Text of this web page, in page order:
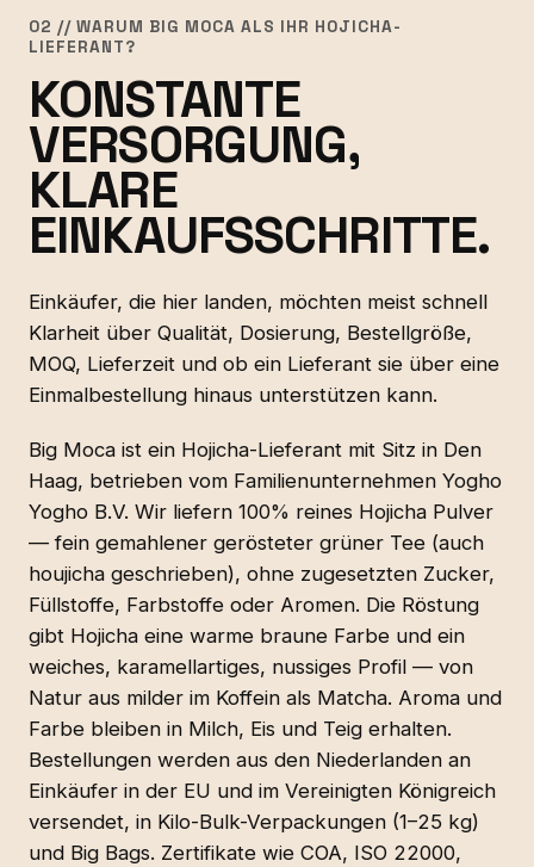
02 // WARUM BIG MOCA ALS IHR HOJICHA-
LIEFERANT?
KONSTANTE
VERSORGUNG,
KLARE
EINKAUFSSCHRITTE.
Einkäufer, die hier landen, möchten meist schnell
Klarheit über Qualität, Dosierung, Bestellgröße,
MOQ, Lieferzeit und ob ein Lieferant sie über eine
Einmalbestellung hinaus unterstützen kann.
Big Moca ist ein Hojicha-Lieferant mit Sitz in Den
Haag, betrieben vom Familienunternehmen Yogho
Yogho B.V. Wir liefern 100% reines Hojicha Pulver
— fein gemahlener gerösteter grüner Tee (auch
houjicha geschrieben), ohne zugesetzten Zucker,
Füllstoffe, Farbstoffe oder Aromen. Die Röstung
gibt Hojicha eine warme braune Farbe und ein
weiches, karamellartiges, nussiges Profil — von
Natur aus milder im Koffein als Matcha. Aroma und
Farbe bleiben in Milch, Eis und Teig erhalten.
Bestellungen werden aus den Niederlanden an
Einkäufer in der EU und im Vereinigten Königreich
versendet, in Kilo-Bulk-Verpackungen (1–25 kg)
und Big Bags. Zertifikate wie COA, ISO 22000,